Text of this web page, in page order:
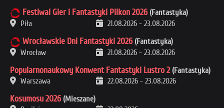
Festiwal Gier i Fantastyki Pilkon 2026 (Fantastyka)
Piła
21.08.2026 - 23.08.2026
Wrocławskie Dni Fantastyki 2026 (Fantastyka)
Wrocław
21.08.2026 - 23.08.2026
Popularnonaukowy Konwent Fantastyki Lustro 2 (Fantastyka)
Warszawa
22.08.2026 - 23.08.2026
Kosumosu 2026 (Mieszane)